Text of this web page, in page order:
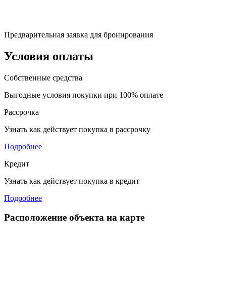
Предварительная заявка для бронирования
Условия оплаты
Собственные средства
Выгодные условия покупки при 100% оплате
Рассрочка
Узнать как действует покупка в рассрочку
Подробнее
Кредит
Узнать как действует покупка в кредит
Подробнее
Расположение объекта на карте